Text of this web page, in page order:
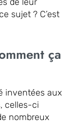
sujet ? C’est
ça
inventées aux
celles-ci
nombreux